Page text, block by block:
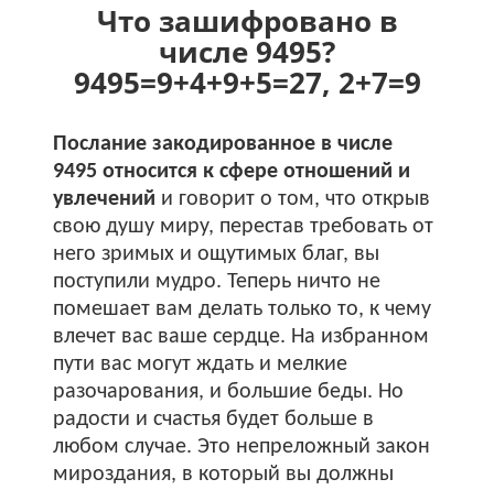
Что зашифровано в
числе 9495?
9495=9+4+9+5=27, 2+7=9
Послание закодированное в числе
9495 относится к сфере отношений и
увлечений и говорит о том, что открыв
свою душу миру, перестав требовать от
него зримых и ощутимых благ, вы
поступили мудро. Теперь ничто не
помешает вам делать только то, к чему
влечет вас ваше сердце. На избранном
пути вас могут ждать и мелкие
разочарования, и большие беды. Но
радости и счастья будет больше в
любом случае. Это непреложный закон
мироздания, в который вы должны